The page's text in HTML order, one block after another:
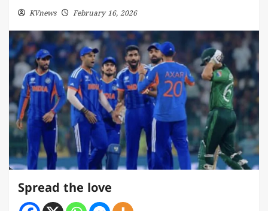
KVnews February 16, 2026
Spread the love